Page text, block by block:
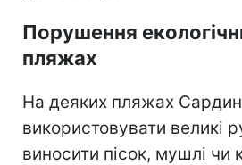
Порушення
пляжах
На деяких пляжах
використовувати великі
виносити пісок, мушлі чи